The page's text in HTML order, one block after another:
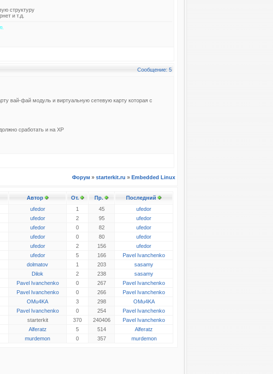
структуру
и т.д.
Сообщение: 5
вай-фай модуль и виртуальную сетевую карту которая с
сработать и на ХР
Форум » starterkit.ru » Embedded Linux
Автор От. Пр.
Последний
ufedor 1 45
ufedor
ufedor 2 95
ufedor
ufedor 0 82
ufedor
ufedor 0 80
ufedor
ufedor 2 156
ufedor
ufedor 5 166
Pavel Ivanchenko
dolmatov 1 203
sasamy
Dilok 2 238
sasamy
Pavel Ivanchenko 0 267
Pavel Ivanchenko
Pavel Ivanchenko 0 266
Pavel Ivanchenko
OMu4KA 3 298
OMu4KA
Pavel Ivanchenko 0 254
Pavel Ivanchenko
starterkit 370 240406
Pavel Ivanchenko
Alferatz 5 514
Alferatz
murdemon 0 357 murdemon